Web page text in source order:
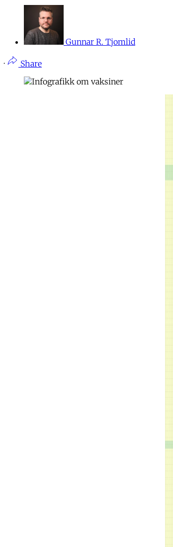
Gunnar R. Tjomlid
· Share